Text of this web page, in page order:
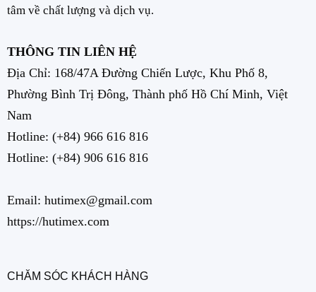
tâm về chất lượng và dịch vụ.
THÔNG TIN LIÊN HỆ
Địa Chỉ: 168/47A Đường Chiến Lược, Khu Phố 8,
Phường Bình Trị Đông, Thành phố Hồ Chí Minh, Việt
Nam
Hotline: (+84) 966 616 816
Hotline: (+84) 906 616 816
Email: hutimex@gmail.com
https://hutimex.com
CHĂM SÓC KHÁCH HÀNG